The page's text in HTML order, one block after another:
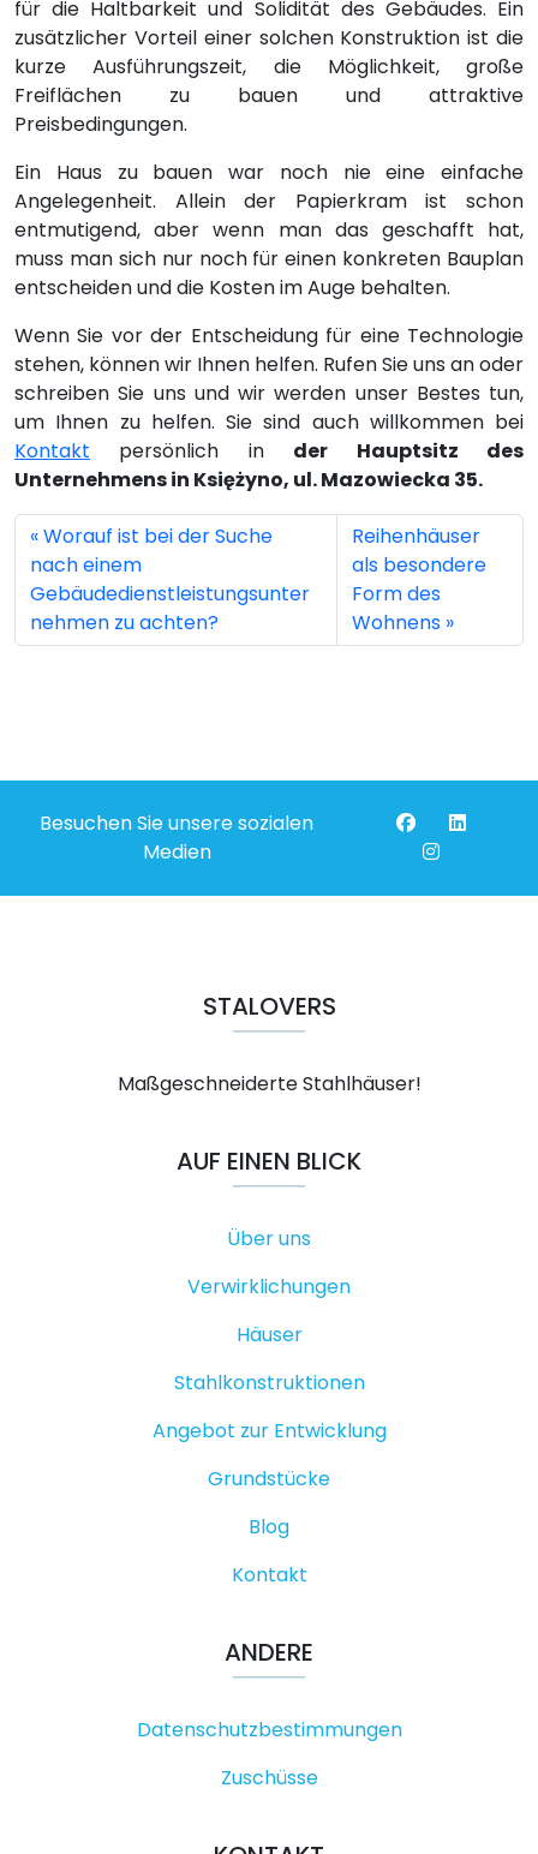
für die Haltbarkeit und Solidität des Gebäudes. Ein
zusätzlicher Vorteil einer solchen Konstruktion ist die
kurze Ausführungszeit, die Möglichkeit, große
Freiflächen zu bauen und attraktive
Preisbedingungen.
Ein Haus zu bauen war noch nie eine einfache
Angelegenheit. Allein der Papierkram ist schon
entmutigend, aber wenn man das geschafft hat,
muss man sich nur noch für einen konkreten Bauplan
entscheiden und die Kosten im Auge behalten.
Wenn Sie vor der Entscheidung für eine Technologie
stehen, können wir Ihnen helfen. Rufen Sie uns an oder
schreiben Sie uns und wir werden unser Bestes tun,
um Ihnen zu helfen. Sie sind auch willkommen bei
Kontakt persönlich in der Hauptsitz des
Unternehmens in Księżyno, ul. Mazowiecka 35.
Worauf ist bei der Suche
nach einem
Gebäudedienstleistungsunter
nehmen zu achten?
Reihenhäuser
als besondere
Form des
Wohnens
Besuchen Sie unsere sozialen
Medien
STALOVERS
Maßgeschneiderte Stahlhäuser!
AUF EINEN BLICK
Über uns
Verwirklichungen
Häuser
Stahlkonstruktionen
Angebot zur Entwicklung
Grundstücke
Blog
Kontakt
ANDERE
Datenschutzbestimmungen
Zuschüsse